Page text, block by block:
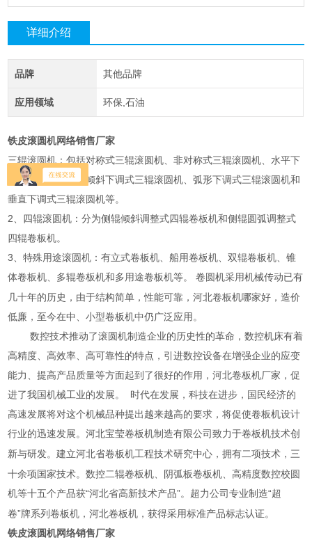
详细介绍
品牌 其他品牌
应用领域 环保,石油
铁皮滚圆机网络销售厂家
三辊滚圆机：包括对称式三辊滚圆机、非对称式三辊滚圆机、水平下
调式三辊滚圆机、倾斜下调式三辊滚圆机、弧形下调式三辊滚圆机和
垂直下调式三辊滚圆机等。
2、四辊滚圆机：分为侧辊倾斜调整式四辊卷板机和侧辊圆弧调整式
四辊卷板机。
3、特殊用途滚圆机：有立式卷板机、船用卷板机、双辊卷板机、锥
体卷板机、多辊卷板机和多用途卷板机等。 卷 圆机采用机械传动已有
几十年的历史，由于结构简单，性能可靠，河北卷板机哪家好，造价
低廉，至今在中、小型卷板机中仍广泛应用。
数控技术推动了滚圆机制造企业的历史性的革命，数控机床有着
高精度、高效率、高可靠性的特点，引进数控设备在增强企业的应变
能力、提高产品质量等方面起到了很好的作用，河北卷板机厂家，促
进了我国机械工业的发展。 时代在发展，科技在进步，国民经济的
高速发展将对这个机械品种提出越来越高的要求，将促使卷板机设计
行业的迅速发展。河北宝莹卷板机制造有限公司致力于卷板机技术创
新与研发。建立河北省卷板机工程技术研究中心，拥有二项技术，三
十余项国家技术。数控二辊卷板机、阴弧板卷板机、高精度数控校圆
机等十五个产品获“河北省高新技术产品”。超力公司专业制造“超
卷”牌系列卷板机，河北卷板机，获得采用标准产品标志认证。
铁皮滚圆机网络销售厂家